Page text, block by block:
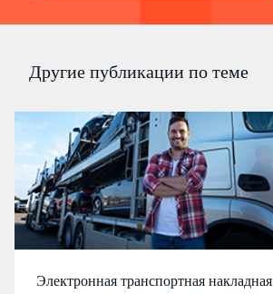
Другие публикации по теме
Электронная транспортная накладная